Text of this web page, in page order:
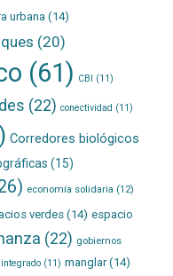
urbana (14)
(20)
(61) CBI (11)
(22) conectividad (11)
Corredores biológicos
(15)
economía solidaria (12)
verdes(14) espacio
(22) gobiernos
(11) manglar(14)